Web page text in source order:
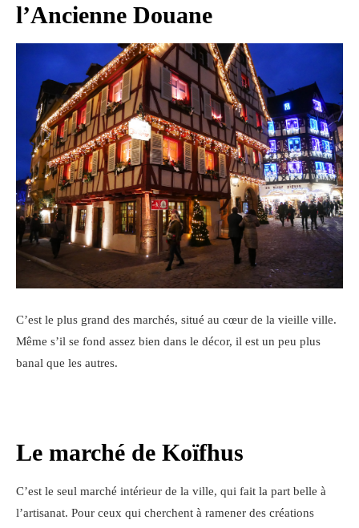
l’Ancienne Douane
C’est le plus grand des marchés, situé au cœur de la vieille ville.
Même s’il se fond assez bien dans le décor, il est un peu plus
banal que les autres.
Le marché de Koïfhus
C’est le seul marché intérieur de la ville, qui fait la part belle à
l’artisanat. Pour ceux qui cherchent à ramener des créations